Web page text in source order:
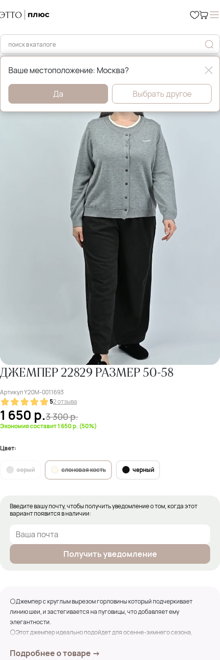
Главная Джемперы, свитера и кардиганы
ДЖЕМПЕР 22829 РАЗМЕР 50-58
АртикулY20M-0011693
52 отзыва
1 650р.3 300р.
Экономия составит 1 650 р. (50%)
Цвет:
серый слоновая кость черный
Введите вашу почту, чтобы получить уведомление о том, когда этот
вариант появится в наличии:
Получить уведомление
⚪Джемпер с круглым вырезом горловины который подчеркивает
линию шеи, и застегивается на пуговицы, что добавляет ему
элегантности.
⚪Этот джемпер идеально подойдет для осенне-зимнего сезона,
⚪Он станет отличным выбором для создания как повседневного, так и
Подробнее о товаре →
Ваше местоположение: Москва?
Да Выбрать другое